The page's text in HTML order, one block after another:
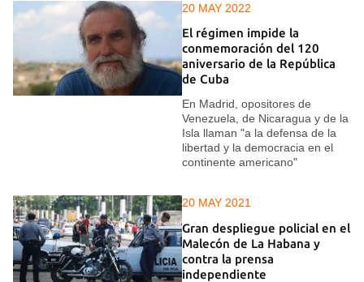
20 MAY 2022
El régimen impide la
conmemoración del 120
aniversario de la República
de Cuba
En Madrid, opositores de
Venezuela, de Nicaragua y de la
Isla llaman "a la defensa de la
libertad y la democracia en el
continente americano"
20 MAY 2021
Gran despliegue policial en el
Malecón de La Habana y
contra la prensa
independiente